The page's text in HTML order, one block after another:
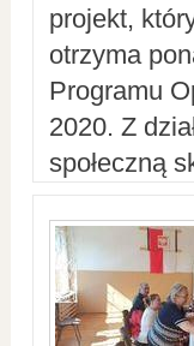
projekt,
otrzyma
Programu
2020. Z
społeczną